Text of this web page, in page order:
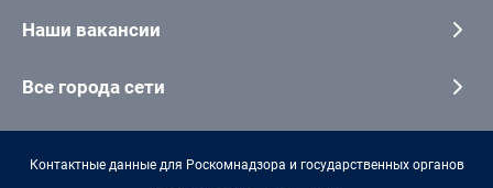
Наши вакансии
Все города сети
Контактные данные для Роскомнадзора и государственных органов